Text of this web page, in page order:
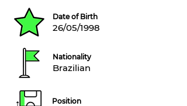
Date of Birth
26/05/1998
Nationality
Brazilian
Position